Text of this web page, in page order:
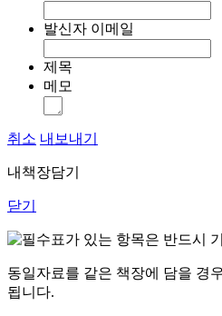
발신자 이메일
제목
메모
취소 내보내기
내책장담기
닫기
표가 있는 항목은 반드시
동일자료를 같은 책장에 담을 경
됩니다.